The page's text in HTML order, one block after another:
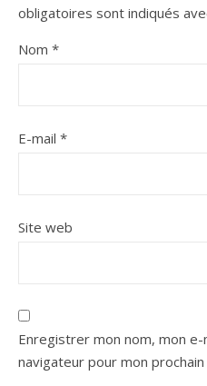
obligatoires sont indiqués
Nom *
E-mail *
Site web
Enregistrer mon nom, mon
navigateur pour mon